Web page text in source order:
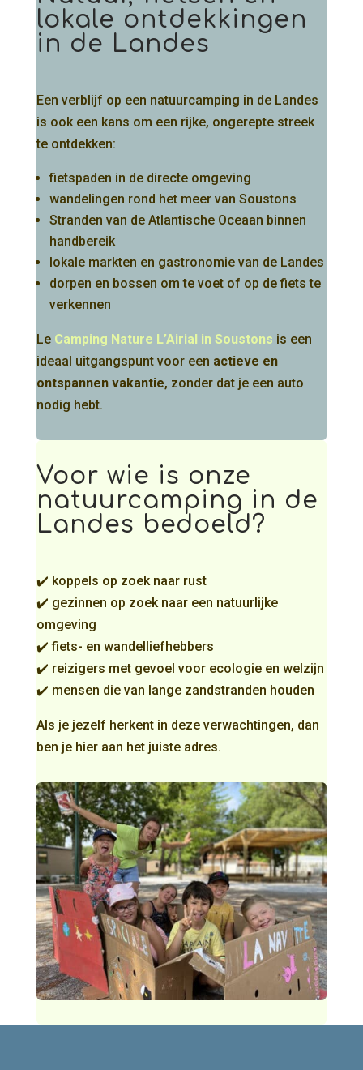
lokale ontdekkingen
in de Landes
Een verblijf op een natuurcamping in de Landes
is ook een kans om een rijke, ongerepte streek
te ontdekken:
fietspaden in de directe omgeving
wandelingen rond het meer van Soustons
Stranden van de Atlantische Oceaan binnen
handbereik
lokale markten en gastronomie van de Landes
dorpen en bossen om te voet of op de fiets te
verkennen
Le Camping Nature L’Airial in Soustons is een
ideaal uitgangspunt voor een actieve en
ontspannen vakantie, zonder dat je een auto
nodig hebt.
Voor wie is onze
natuurcamping in de
Landes bedoeld?
✔️ koppels op zoek naar rust
✔️ gezinnen op zoek naar een natuurlijke
omgeving
✔️ fiets- en wandelliefhebbers
✔️ reizigers met gevoel voor ecologie en welzijn
✔️ mensen die van lange zandstranden houden
Als je jezelf herkent in deze verwachtingen, dan
ben je hier aan het juiste adres.